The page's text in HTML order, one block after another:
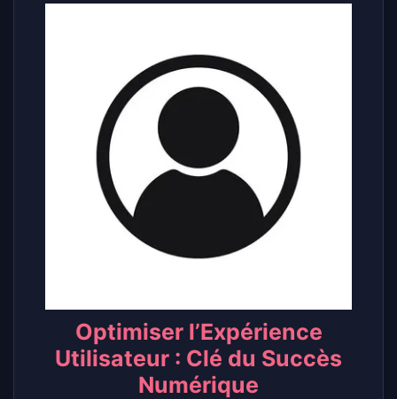
Optimiser l’Expérience
Utilisateur : Clé du Succès
Numérique